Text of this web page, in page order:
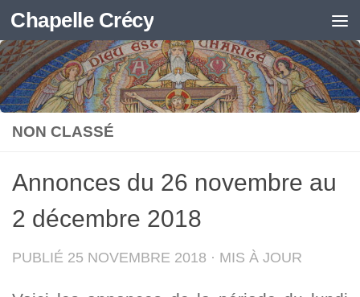
Skip to content
Chapelle Crécy
NON CLASSÉ
Annonces du 26 novembre au
2 décembre 2018
PUBLIÉ 25 NOVEMBRE 2018 · MIS À JOUR